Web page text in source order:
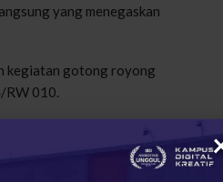
yang menegaskan
kegiatan gotong royong
RW 010.
dapat menumbuhkan rasa
menjaga
UBSI dalam membangun